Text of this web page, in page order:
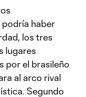
podría haber
los tres
lugares
por el brasileño
al arco rival
Segundo